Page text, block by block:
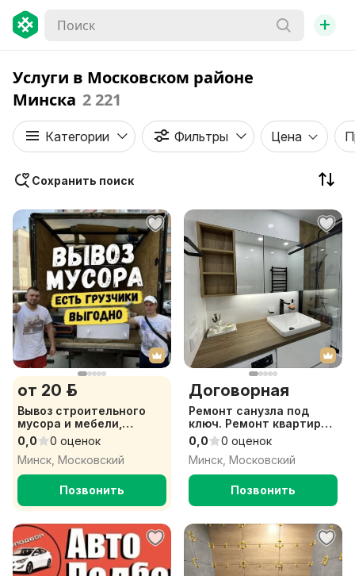
+
Услуги в Московском районе
Минска 2 221
Категории Фильтры Цена
Сохранить поиск
от 20 р.
Вывоз строительного
мусора и мебели,
утилизация хлама,
услуги грузчиков Минск
и область
0,0
0 оценок
Минск, Московский
Позвонить
Договорная
Ремонт санузла под
ключ. Ремонт квартиры
под ключ.
0,0
0 оценок
Минск, Московский
Позвонить